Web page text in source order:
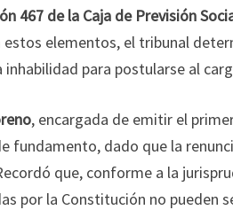
467 de la Caja de Previsión
estos elementos, el tribunal
inhabilidad para postularse al
, encargada de emitir el
fundamento, dado que la
que, conforme a la
por la Constitución no pueden